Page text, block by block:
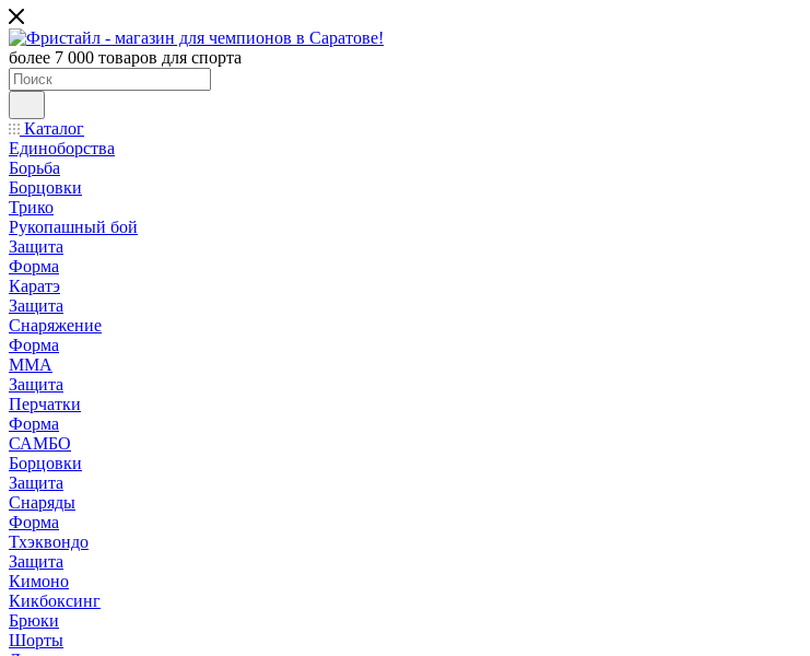
более 7 000 товаров для спорта
Каталог
Единоборства
Борьба
Борцовки
Трико
Рукопашный бой
Защита
Форма
Каратэ
Защита
Снаряжение
Форма
ММА
Защита
Перчатки
Форма
САМБО
Борцовки
Защита
Снаряды
Форма
Тхэквондо
Защита
Кимоно
Кикбоксинг
Брюки
Шорты